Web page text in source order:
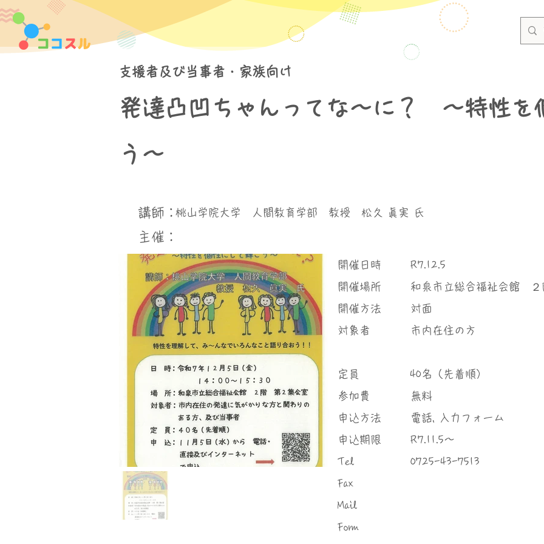
支援者及び当事者・家族向け
発達凸凹ちゃんってな～に？ ～特性を
う～
講師：桃山学院大学 人間教育学部 教授 松久 眞実 氏
​主催：
​開催日時
​開催場所
​開催方法
対象者
R7.12.5
和泉市立総合福祉会館
対面
市内在住の方
定員
参加費
申込方法
申込期限
Tel
Fax
Mail
Form
40名（先着順）
無料
電話, 入力フォーム
R7.11.5～
0725-43-7513